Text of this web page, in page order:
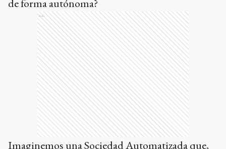
de forma autónoma?
Ads
Imaginemos una Sociedad Automatizada que,